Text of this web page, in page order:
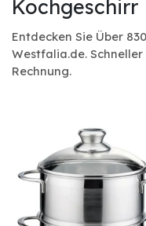
Kochgeschirr
Entdecken Sie Über
Westfalia.de.
Rechnung.